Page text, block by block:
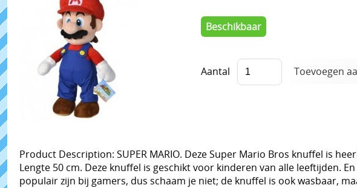
Beschikbaar
Aantal
Product Description: SUPER MARIO. Deze Super Mario Bros knuffel is
Lengte 50 cm. Deze knuffel is geschikt voor kinderen van alle leeftijden.
populair zijn bij gamers, dus schaam je niet; de knuffel is ook wasbaar,